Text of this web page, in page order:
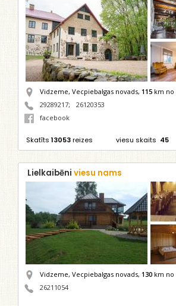
Vidzeme, Vecpiebalgas novads, 115 km no
29289217;
26120353
facebook
Skatīts 13053reizes viesu skaits 45
Lielkaibēni viesu nams
Vidzeme, Vecpiebalgas novads, 130 km no
26211054